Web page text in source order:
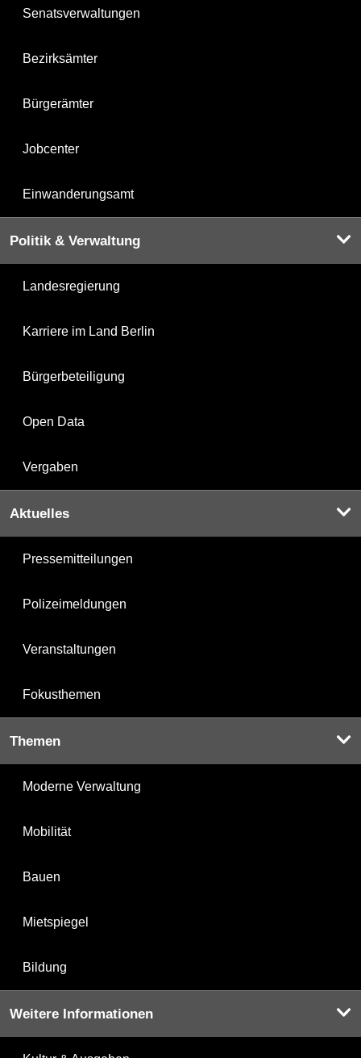
Senatsverwaltungen
Bezirksämter
Bürgerämter
Jobcenter
Einwanderungsamt
Politik & Verwaltung
Landesregierung
Karriere im Land Berlin
Bürgerbeteiligung
Open Data
Vergaben
Aktuelles
Pressemitteilungen
Polizeimeldungen
Veranstaltungen
Fokusthemen
Themen
Moderne Verwaltung
Mobilität
Bauen
Mietspiegel
Bildung
Weitere Informationen